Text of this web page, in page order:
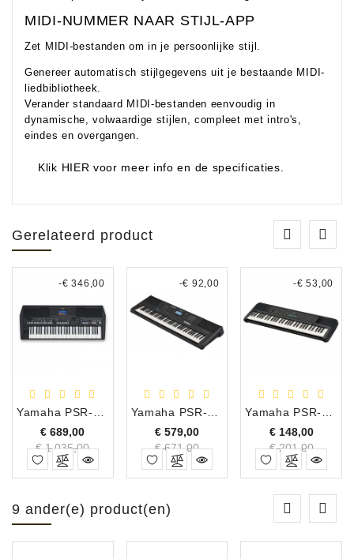
MIDI-NUMMER NAAR STIJL-APP
Zet MIDI-bestanden om in je persoonlijke stijl.
Genereer automatisch stijlgegevens uit je bestaande MIDI-
liedbibliotheek.
Verander standaard MIDI-bestanden eenvoudig in
dynamische, volwaardige stijlen, compleet met intro's,
eindes en overgangen.
Klik HIER voor meer info en de specificaties.
Gerelateerd product
-€ 346,00
Yamaha PSR-SX600 Keyboard, 61 Toetsen
€ 689,00Normale
prijs
€ 1.035,00Prijs
-€ 92,00
Yamaha PSR-EW425 Keyboard, 76 Toetsen
€ 579,00Normale
prijs
€ 671,00Prijs
-€ 53,00
Yamaha PSR-E283 Keyboard, 61 Toetsen
€ 148,00
prijs
€ 201,00Prijs
9 ander(e) product(en)